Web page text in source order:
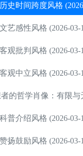
史时间跨度风格
艺感性风格 (2026-03-
观批判风格 (2026-03-
观中立风格 (2026-03-
的哲学肖像：有限与
普介绍风格 (2026-03-
扬鼓励风格 (2026-03-